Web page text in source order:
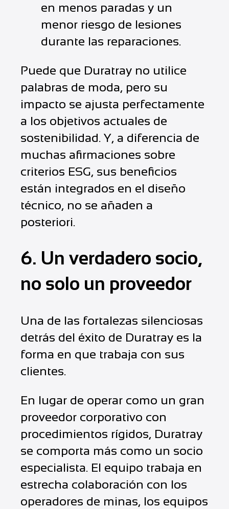
en menos paradas y un
menor riesgo de lesiones
durante las reparaciones.
Puede que Duratray no utilice
palabras de moda, pero su
impacto se ajusta perfectamente
a los objetivos actuales de
sostenibilidad. Y, a diferencia de
muchas afirmaciones sobre
criterios ESG, sus beneficios
están integrados en el diseño
técnico, no se añaden a
posteriori.
6. Un verdadero socio,
no solo un proveedor
Una de las fortalezas silenciosas
detrás del éxito de Duratray es la
forma en que trabaja con sus
clientes.
En lugar de operar como un gran
proveedor corporativo con
procedimientos rígidos, Duratray
se comporta más como un socio
especialista. El equipo trabaja en
estrecha colaboración con los
operadores de minas, los equipos